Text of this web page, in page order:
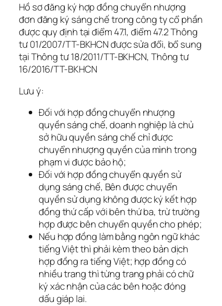
Hồ sơ đăng ký hợp đồng chuyển nhượng
đơn đăng ký sáng chế trong công ty cổ phần
được quy định tại điểm 47.1, điểm 47.2 Thông
tư 01/2007/TT-BKHCN được sửa đổi, bổ sung
tại Thông tư 18/2011/TT-BKHCN, Thông tư
16/2016/TT-BKHCN
Lưu ý:
Đối với hợp đồng chuyển nhượng
quyền sáng chế, doanh nghiệp là chủ
sở hữu quyền sáng chế chỉ được
chuyển nhượng quyền của mình trong
phạm vi được bảo hộ;
Đối với hợp đồng chuyển quyền sử
dụng sáng chế, Bên được chuyển
quyền sử dụng không được ký kết hợp
đồng thứ cấp với bên thứ ba, trừ trường
hợp được bên chuyển quyền cho phép;
Nếu hợp đồng làm bằng ngôn ngữ khác
tiếng Việt thì phải kèm theo bản dịch
hợp đồng ra tiếng Việt; hợp đồng có
nhiều trang thì từng trang phải có chữ
ký xác nhận của các bên hoặc đóng
dấu giáp lai.